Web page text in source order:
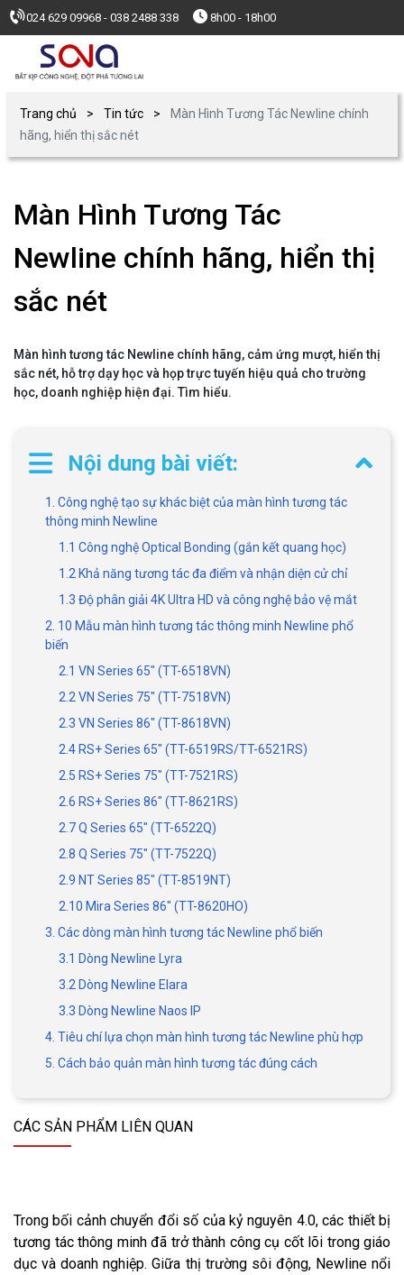
024 629 09968 - 038 2488 338 8h00 - 18h00
Trang chủ Tin tức
Màn Hình Tương Tác Newline chính
hãng, hiển thị sắc nét
Màn Hình Tương Tác
Newline chính hãng, hiển thị
sắc nét
Màn hình tương tác Newline chính hãng, cảm ứng mượt, hiển thị
sắc nét, hỗ trợ dạy học và họp trực tuyến hiệu quả cho trường
học, doanh nghiệp hiện đại. Tìm hiểu.
Nội dung bài viết:
1. Công nghệ tạo sự khác biệt của màn hình tương tác
thông minh Newline
1.1 Công nghệ Optical Bonding (gắn kết quang học)
1.2 Khả năng tương tác đa điểm và nhận diện cử chỉ
1.3 Độ phân giải 4K Ultra HD và công nghệ bảo vệ mắt
2. 10 Mẫu màn hình tương tác thông minh Newline phổ
biến
2.1 VN Series 65" (TT-6518VN)
2.2 VN Series 75" (TT-7518VN)
2.3 VN Series 86" (TT-8618VN)
2.4 RS+ Series 65" (TT-6519RS/TT-6521RS)
2.5 RS+ Series 75" (TT-7521RS)
2.6 RS+ Series 86" (TT-8621RS)
2.7 Q Series 65" (TT-6522Q)
2.8 Q Series 75" (TT-7522Q)
2.9 NT Series 85" (TT-8519NT)
2.10 Mira Series 86" (TT-8620HO)
3. Các dòng màn hình tương tác Newline phổ biến
3.1 Dòng Newline Lyra
3.2 Dòng Newline Elara
3.3 Dòng Newline Naos IP
4. Tiêu chí lựa chọn màn hình tương tác Newline phù hợp
5. Cách bảo quản màn hình tương tác đúng cách
CÁC SẢN PHẨM LIÊN QUAN
Trong bối cảnh chuyển đổi số của kỷ nguyên 4.0, các thiết bị
tương tác thông minh đã trở thành công cụ cốt lõi trong giáo
dục và doanh nghiệp. Giữa thị trường sôi động, Newline nổi